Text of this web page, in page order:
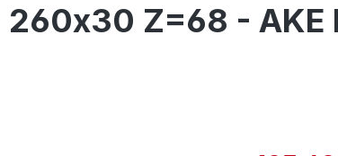
Z=68 - AKE